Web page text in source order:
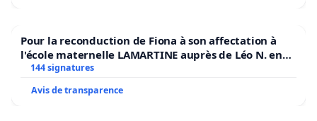
Pour la reconduction de Fiona à son affectation à
l'école maternelle LAMARTINE auprès de Léo N. en
2026/2027
144 signatures
Avis de transparence